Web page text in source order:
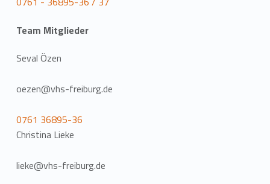
Team Mitglieder
Seval Özen
oezen@vhs-freiburg.de
0761 36895-36
Christina Lieke
lieke@vhs-freiburg.de